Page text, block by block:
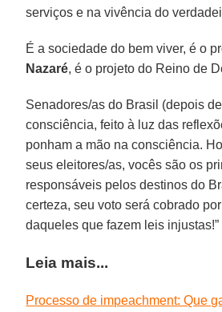
serviços e na vivência do
É a sociedade do bem viver, é o
Nazaré, é o projeto do Reino de
Senadores/as do Brasil (depois
consciência, feito à luz das
ponham a mão na consciência.
seus eleitores/as, vocês são os
responsáveis pelos destinos do
certeza, seu voto será cobrado
daqueles que fazem leis injustas!”
Leia mais...
Processo de impeachment: Que